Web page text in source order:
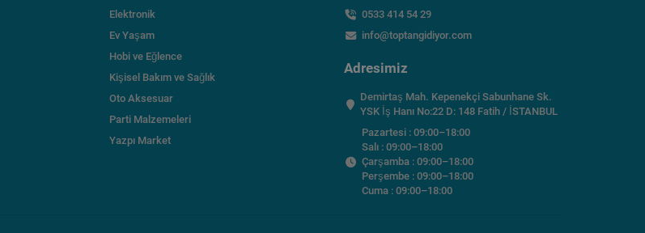
Elektronik
Ev Yaşam
Hobi ve Eğlence
Kişisel Bakım ve Sağlık
Oto Aksesuar
Parti Malzemeleri
Yazpı Market
0533 414 54 29
info@toptangidiyor.com
Adresimiz
Demirtaş Mah. Kepenekçi Sabunhane Sk.
YSK İş Hanı No:22 D: 148 Fatih / İSTANBUL
Pazartesi : 09:00–18:00
Salı : 09:00–18:00
Çarşamba : 09:00–18:00
Perşembe : 09:00–18:00
Cuma : 09:00–18:00